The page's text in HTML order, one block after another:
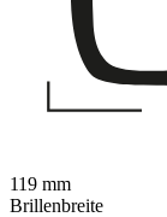
119 mm
Brillenbreite